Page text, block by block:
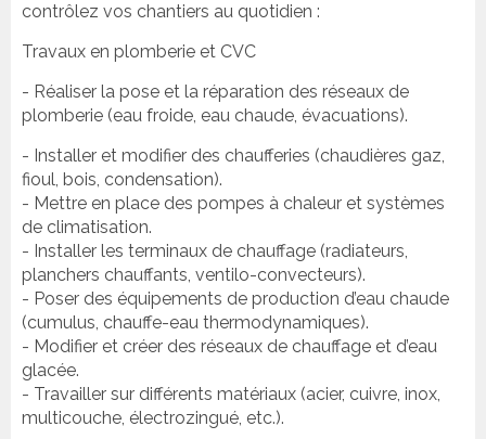
contrôlez vos chantiers au quotidien :
Travaux en plomberie et CVC
- Réaliser la pose et la réparation des réseaux de
plomberie (eau froide, eau chaude, évacuations).
- Installer et modifier des chaufferies (chaudières gaz,
fioul, bois, condensation).
- Mettre en place des pompes à chaleur et systèmes
de climatisation.
- Installer les terminaux de chauffage (radiateurs,
planchers chauffants, ventilo-convecteurs).
- Poser des équipements de production d’eau chaude
(cumulus, chauffe-eau thermodynamiques).
- Modifier et créer des réseaux de chauffage et d’eau
glacée.
- Travailler sur différents matériaux (acier, cuivre, inox,
multicouche, électrozingué, etc.).